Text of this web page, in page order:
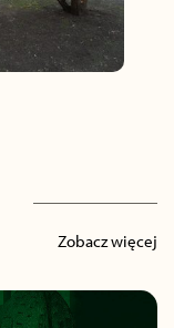
Zobacz więcej